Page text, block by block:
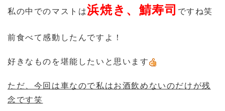
私の中でのマストは浜焼き、鯖寿司 ですね笑
前食べて感動したんですよ！
好きなものを堪能したいと思います
ただ、今回は車なので私はお酒飲めないのだけが残
念です笑